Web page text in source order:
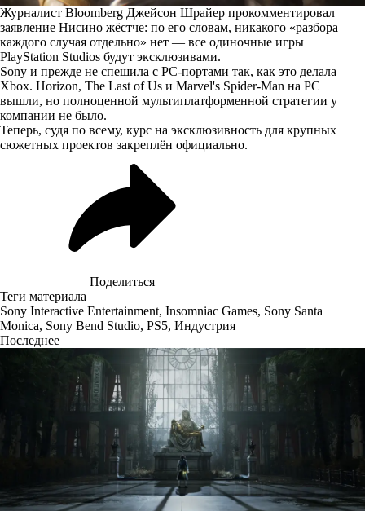
Журналист Bloomberg Джейсон Шрайер прокомментировал
заявление Нисино жёстче: по его словам, никакого «разбора
каждого случая отдельно» нет — все одиночные игры
PlayStation Studios будут эксклюзивами.
Sony и прежде не спешила с PC-портами так, как это делала
Xbox. Horizon, The Last of Us и Marvel's Spider-Man на PC
вышли, но полноценной мультиплатформенной стратегии у
компании не было.
Теперь, судя по всему, курс на эксклюзивность для крупных
сюжетных проектов закреплён официально.
Поделиться
Теги материала
Sony Interactive Entertainment, Insomniac Games, Sony Santa
Monica, Sony Bend Studio, PS5, Индустрия
Последнее